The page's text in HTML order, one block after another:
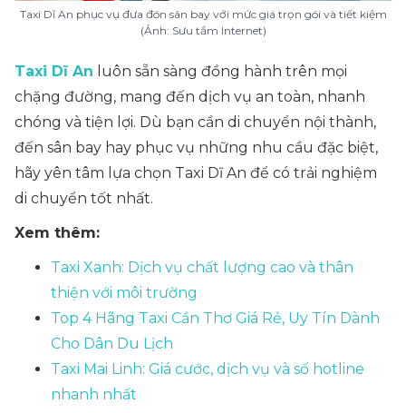
Taxi Dĩ An phục vụ đưa đón sân bay với mức giá trọn gói và tiết kiệm
(Ảnh: Sưu tầm Internet)
Taxi Dĩ An luôn sẵn sàng đồng hành trên mọi
chặng đường, mang đến dịch vụ an toàn, nhanh
chóng và tiện lợi. Dù bạn cần di chuyển nội thành,
đến sân bay hay phục vụ những nhu cầu đặc biệt,
hãy yên tâm lựa chọn Taxi Dĩ An để có trải nghiệm
di chuyển tốt nhất.
Xem thêm:
Taxi Xanh: Dịch vụ chất lượng cao và thân
thiện với môi trường
Top 4 Hãng Taxi Cần Thơ Giá Rẻ, Uy Tín Dành
Cho Dân Du Lịch
Taxi Mai Linh: Giá cước, dịch vụ và số hotline
nhanh nhất